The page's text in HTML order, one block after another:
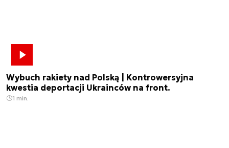
Wybuch rakiety nad Polską | Kontrowersyjna
kwestia deportacji Ukrainców na front.
1 min.